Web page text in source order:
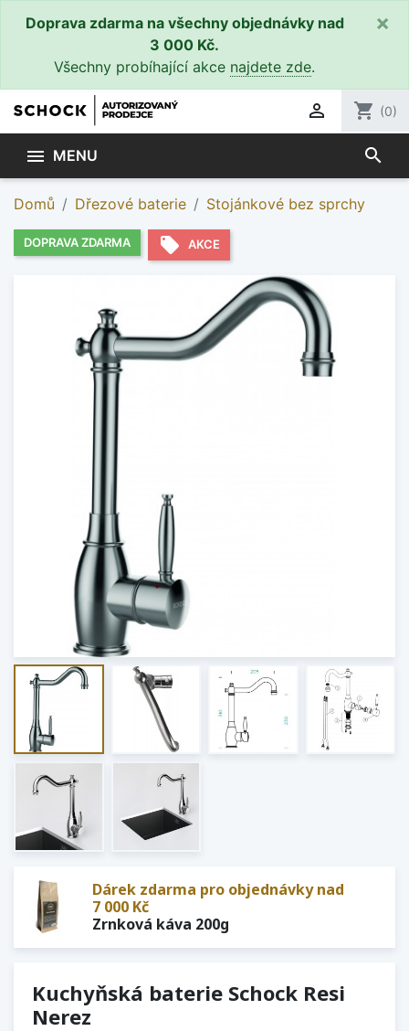
Doprava zdarma na všechny objednávky nad
3 000 Kč.
Všechny probíhající akce najdete zde.
×
 shopping_cart (0)
 MENU search
Domů Dřezové baterie Stojánkové bez sprchy
DOPRAVA ZDARMA local_offer AKCE
Dárek zdarma pro objednávky nad
7 000 Kč
Zrnková káva 200g
Kuchyňská baterie Schock Resi
Nerez